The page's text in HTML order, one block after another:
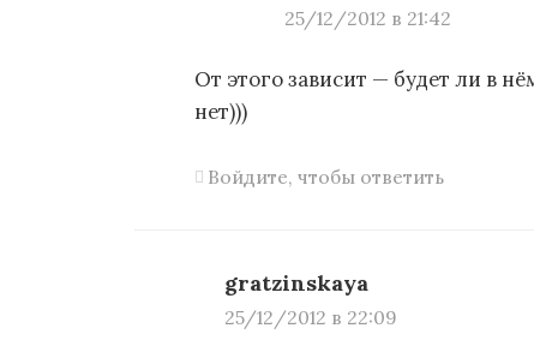
25/12/2012 в 21:42
От этого зависит — будет ли в
нет)))
Войдите, чтобы ответить
gratzinskaya
25/12/2012 в 22:09